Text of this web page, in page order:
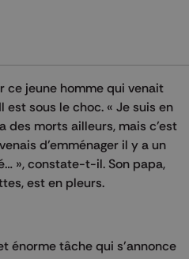
ce jeune homme qui venait
sous le choc. « Je suis en
des morts ailleurs, mais c’est
d’emménager il y a un
», constate-t-il. Son papa,
est en pleurs.
énorme tâche qui s’annonce